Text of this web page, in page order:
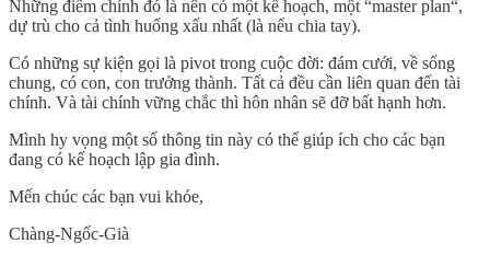
Những điểm chính đó là nên có một kế hoạch, một “master plan“,
dự trù cho cả tình huống xấu nhất (là nếu chia tay).
Có những sự kiện gọi là pivot trong cuộc đời: đám cưới, về sống
chung, có con, con trưởng thành. Tất cả đều cần liên quan đến tài
chính. Và tài chính vững chắc thì hôn nhân sẽ đỡ bất hạnh hơn.
Mình hy vọng một số thông tin này có thể giúp ích cho các bạn
đang có kế hoạch lập gia đình.
Mến chúc các bạn vui khỏe,
Chàng-Ngốc-Già